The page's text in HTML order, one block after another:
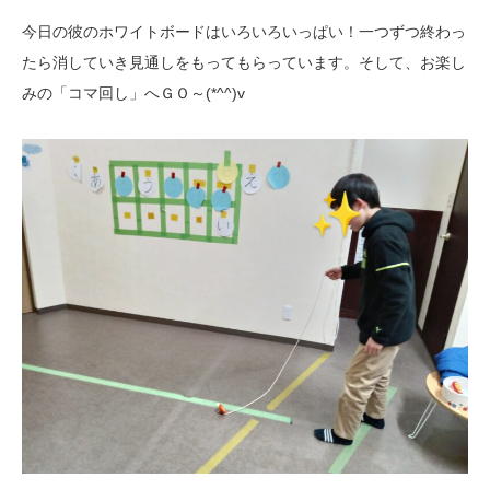
今日の彼のホワイトボードはいろいろいっぱい！一つずつ終わっ
たら消していき見通しをもってもらっています。そして、お楽し
みの「コマ回し」へＧＯ～(*^^)v